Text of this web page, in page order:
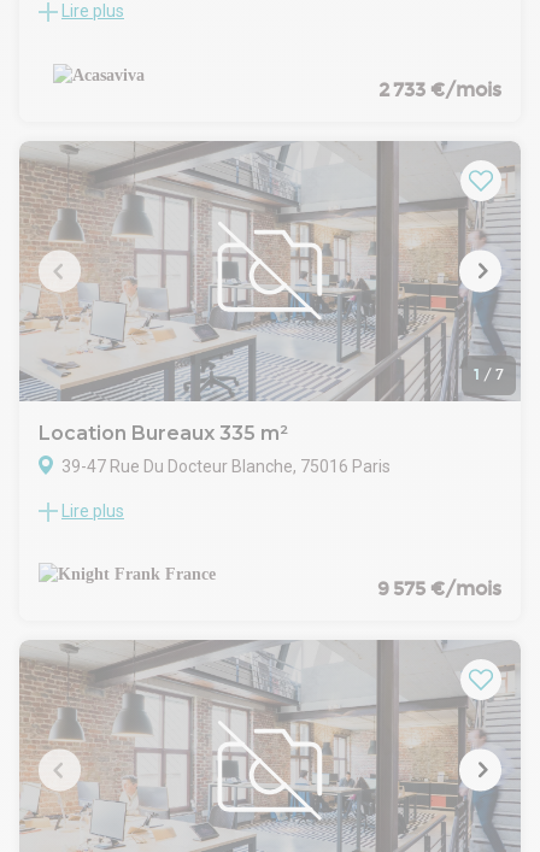
proche gare Bercy, Palais omnisports, et jardin de Bercy,
Dans un Immeuble mixte récent, au 1er étage environ 71 m2
donnant sur terrasses-jardin, avec terrasse-loggia de 6 m2
Lire plus
2 733 €/mois
1 / 7
Location Bureaux 335 m²
39-47 Rue Du Docteur Blanche, 75016 Paris
Nous vous proposons à la location une surface de 335 m² en
proximité de la ligne 9, dispose de la climatisation et est
facilement modulable.Très grande linéaire de façade
Lire plus
9 575 €/mois